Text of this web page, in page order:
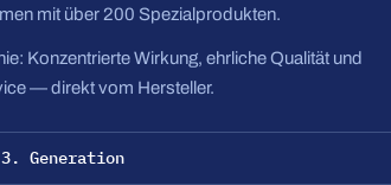
mit über 200 Spezialprodukten.
Konzentrierte Wirkung, ehrliche Qualität und
— direkt vom Hersteller.
Generation